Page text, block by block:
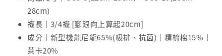
28cm)
襪長｜3/4襪 [腳跟向上算起20cm]
成分｜新型機能尼龍65%(吸排、抗菌)｜精梳棉15%｜
萊卡20%